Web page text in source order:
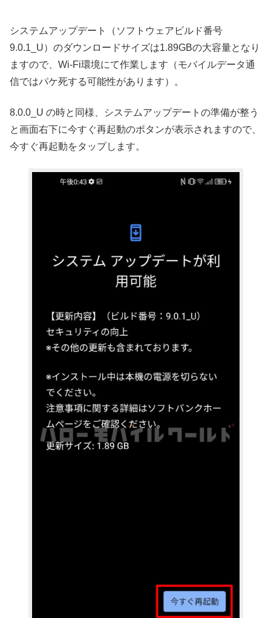
システムアップデート（ソフトウェアビルド番号
9.0.1_U）のダウンロードサイズは1.89GBの大容量となり
ますので、Wi-Fi環境にて作業します（モバイルデータ通
信ではパケ死する可能性があります）。
8.0.0_U の時と同様、システムアップデートの準備が整う
と画面右下に今すぐ再起動のボタンが表示されますので、
今すぐ再起動をタップします。